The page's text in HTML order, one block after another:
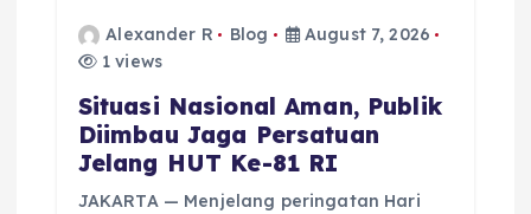
Alexander R Blog
August 7, 2026
1 views
Situasi Nasional Aman, Publik
Diimbau Jaga Persatuan
Jelang HUT Ke-81 RI
JAKARTA — Menjelang peringatan Hari